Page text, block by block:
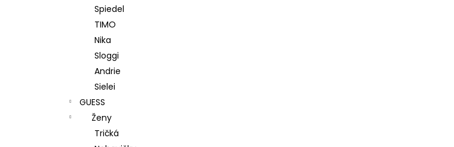
Spiedel
TIMO
Nika
Sloggi
Andrie
Sielei
GUESS
Ženy
Tričká